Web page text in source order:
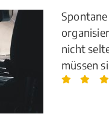
nicht
müssen